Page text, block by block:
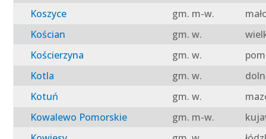
Koszyce
gm. m-w.
Kościan
gm. w.
Kościerzyna
gm. w.
Kotla
gm. w.
Kotuń
gm. w.
Kowalewo Pomorskie
gm. m-w.